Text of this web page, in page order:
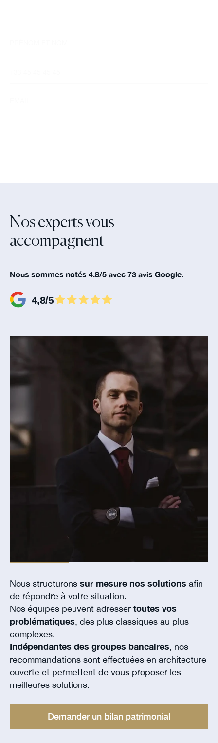
Nos experts vous
accompagnent‍
Nous sommes notés 4.8/5 avec 73 avis Google.
Nous structurons sur mesure nos solutions afin
de répondre à votre situation.
Nos équipes peuvent adresser toutes vos
problématiques, des plus classiques au plus
complexes.
Indépendantes des groupes bancaires, nos
recommandations sont effectuées en architecture
ouverte et permettent de vous proposer les
meilleures solutions.
Demander un bilan patrimonial